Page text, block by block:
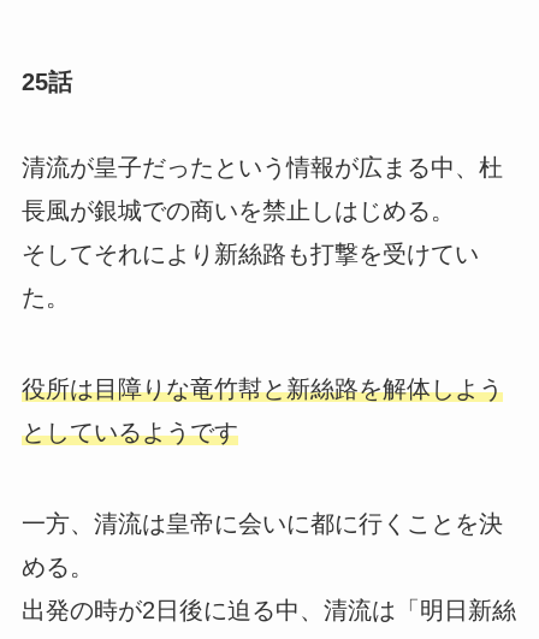
25話
清流が皇子だったという情報が広まる中、杜
長風が銀城での商いを禁止しはじめる。
そしてそれにより新絲路も打撃を受けてい
た。
役所は目障りな竜竹幇と新絲路を解体しよう
としているようです
一方、清流は皇帝に会いに都に行くことを決
める。
出発の時が2日後に迫る中、清流は「明日新絲